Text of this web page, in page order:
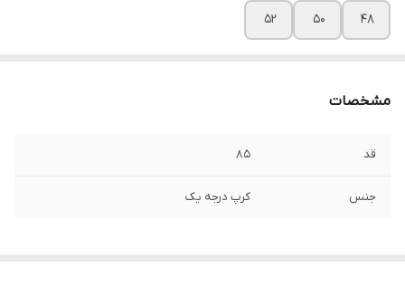
۴۸ ۵۰ ۵۲
مشخصات
قد ۸۵
جنس کرپ درجه یک